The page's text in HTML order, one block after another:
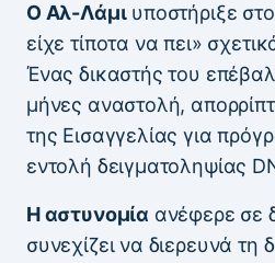
Ο Αλ-Λάμιυποστήριξε
είχε τίποτα να πει»
Ένας δικαστής του
μήνες αναστολή,
της Εισαγγελίας για
εντολή δειγματοληψίας
Η αστυνομία ανέφερε σε
συνεχίζει να διερευνά τη